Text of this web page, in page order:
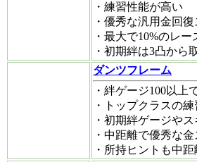
・練習性能が高い
・優秀な汎用金回
・最大で10%のレー
・初期絆は3凸から
ダンツフレーム
・絆ゲージ100以上
・トップクラスの
・初期絆ゲージや
・中距離で優秀な
・所持ヒントも中距